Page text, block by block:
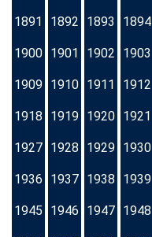
1891 1892 1893 1894
1900 1901 1902 1903
1909 1910 1911 1912
1918 1919 1920 1921
1927 1928 1929 1930
1936 1937 1938 1939
1945 1946 1947 1948